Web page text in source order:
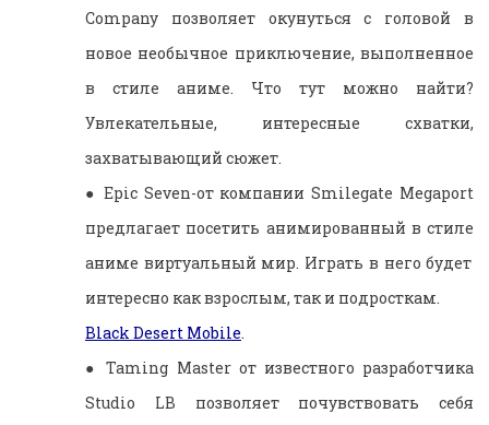
Company позволяет окунуться с головой в
новое необычное приключение, выполненное
в стиле аниме. Что тут можно найти?
Увлекательные, интересные схватки,
захватывающий сюжет.
● Epic Seven-от компании Smilegate Megaport
предлагает посетить анимированный в стиле
аниме виртуальный мир. Играть в него будет
интересно как взрослым, так и подросткам.
Black Desert Mobile.
●Taming Master от известного разработчика
Studio LB позволяет почувствовать себя